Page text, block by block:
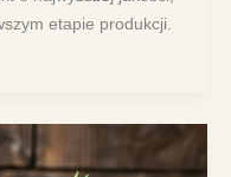
etapie produkcji.